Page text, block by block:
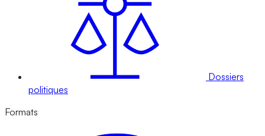
Dossiers
politiques
Formats